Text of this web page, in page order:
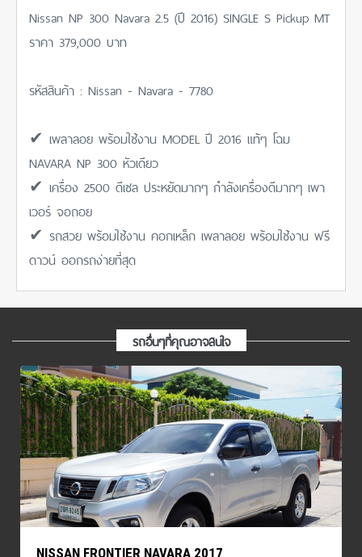
Nissan NP 300 Navara 2.5 (ปี 2016) SINGLE S Pickup MT
ราคา 379,000 บาท
รหัสสินค้า : Nissan - Navara - 7780
✔ เพลาลอย พร้อมใช้งาน MODEL ปี 2016 แท้ๆ โฉม
NAVARA NP 300 หัวเดียว
✔ เครื่อง 2500 ดีเซล ประหยัดมากๆ กำลังเครื่องดีมากๆ เพา
เวอร์ จอถอย
✔ รถสวย พร้อมใช้งาน คอกเหล็ก เพลาลอย พร้อมใช้งาน ฟรี
ดาวน์ ออกรถง่ายที่สุด
รถอื่นๆที่คุณอาจสนใจ
NISSAN FRONTIER NAVARA 2017